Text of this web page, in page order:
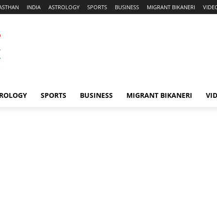
INDIA ASTROLOGY SPORTS BUSINESS MIGRANT BIKANERI
SPORTS BUSINESS MIGRANT BIKANERI